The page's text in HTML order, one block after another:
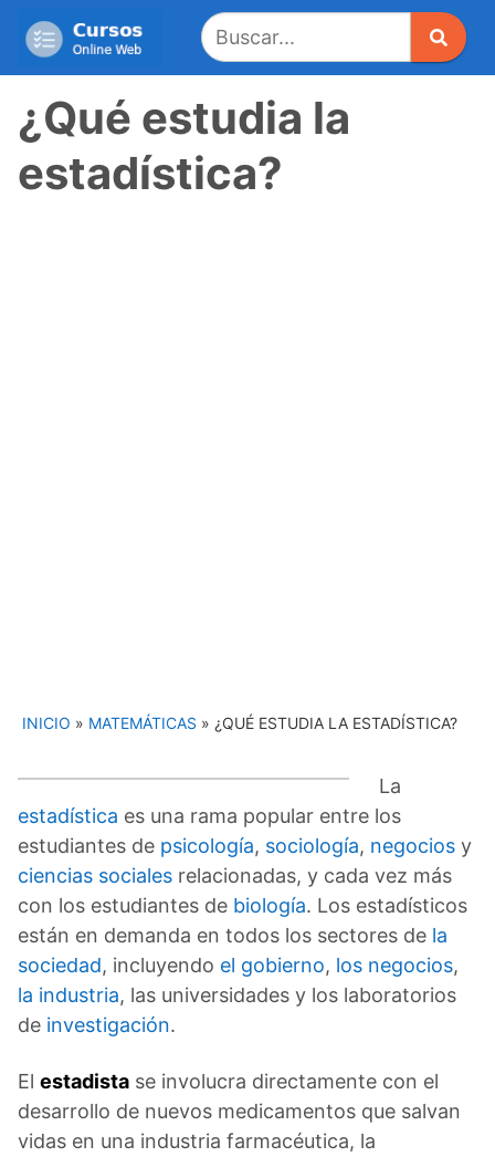
¿Qué estudia la
estadística?
INICIO » MATEMÁTICAS » ¿QUÉ ESTUDIA LA ESTADÍSTICA?
La
estadística es una rama popular entre los
estudiantes de psicología, sociología, negocios y
ciencias sociales relacionadas, y cada vez más
con los estudiantes de biología. Los estadísticos
están en demanda en todos los sectores de la
sociedad, incluyendo el gobierno, los negocios,
la industria, las universidades y los laboratorios
de investigación.
El estadista se involucra directamente con el
desarrollo de nuevos medicamentos que salvan
vidas en una industria farmacéutica, la